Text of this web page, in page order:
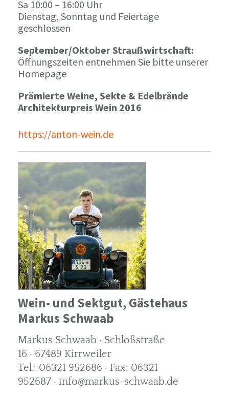
Sa 10:00 – 16:00 Uhr
Dienstag, Sonntag und Feiertage
geschlossen
September/Oktober Straußwirtschaft:
Öffnungszeiten entnehmen Sie bitte unserer
Homepage
Prämierte Weine, Sekte & Edelbrände
Architekturpreis Wein 2016
https://anton-wein.de
Wein- und Sektgut, Gästehaus
Markus Schwaab
Markus Schwaab · Schloßstraße
16 · 67489 Kirrweiler
Tel.: 06321 952686 · Fax: 06321
952687 · info@markus-schwaab.de